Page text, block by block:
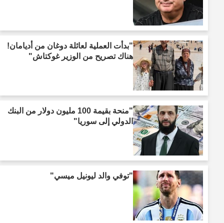
"بدأت العملية لعائلة دوغان من أديامان!
هناك تصريح من الوزير غوكتاش"
"منحة بقيمة 100 مليون دولار من البنك
الدولي إلى سوريا"
"توفي والد ليونيل ميسي"